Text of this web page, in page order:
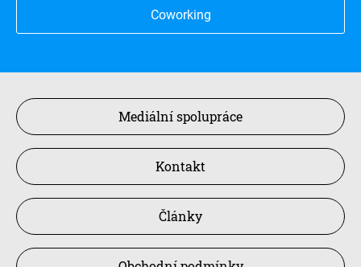
Coworking
Mediální spolupráce
Kontakt
Články